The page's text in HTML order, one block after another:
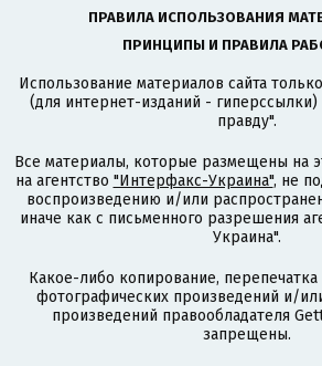
ПРАВИЛА ИСПОЛЬЗОВАНИЯ
ПРИНЦИПЫ И ПРАВИЛА
Использование материалов сайта
(для интернет-изданий -
правду".
Все материалы, которые размещены на
на агентство "Интерфакс-Украина", не
воспроизведению и/или
иначе как с письменного разрешения
Украина".
Какое-либо копирование,
фотографических произведений и/
произведений правообладателя
запрещены.